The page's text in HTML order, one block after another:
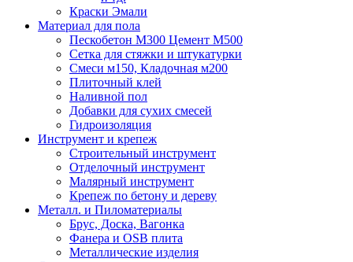
Краски Эмали
Материал для пола
Пескобетон М300 Цемент М500
Сетка для стяжки и штукатурки
Смеси м150, Кладочная м200
Плиточный клей
Наливной пол
Добавки для сухих смесей
Гидроизоляция
Инструмент и крепеж
Строительный инструмент
Отделочный инструмент
Малярный инструмент
Крепеж по бетону и дереву
Металл. и Пиломатериалы
Брус, Доска, Вагонка
Фанера и OSB плита
Металлические изделия